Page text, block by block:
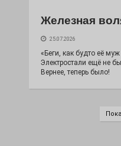
Железная
25.07.2026
«Беги, как будто её
Электростали ещё не
Вернее, теперь было!